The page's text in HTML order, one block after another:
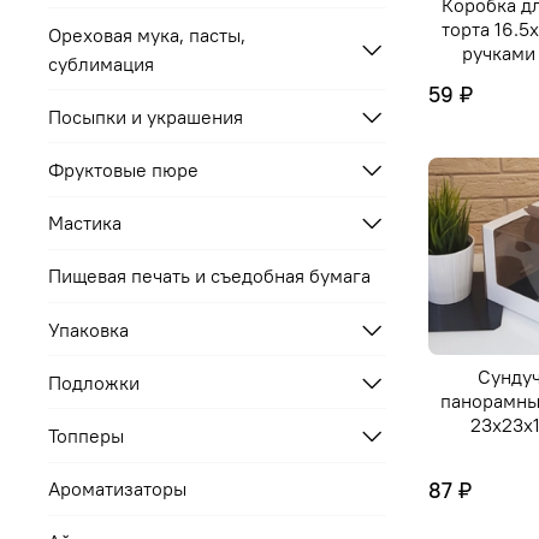
Коробка
торта
59 ₽
87 ₽
Ореховая мука, пасты,
сублимация
Посыпки и украшения
Фруктовые пюре
Мастика
Пищевая печать и съедобная бумага
Упаковка
Подложки
Топперы
Ароматизаторы